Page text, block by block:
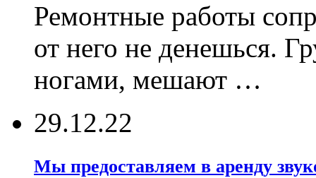
Ремонтные работы
от него не денешься.
ногами, мешают …
29.12.22
Мы предоставляем в аренду